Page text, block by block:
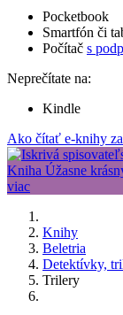
Pocketbook
Smartfón či
Počítač s
Neprečítate na:
Kindle
Ako čítať e-knihy
Knihy
Beletria
Detektívky,
Trilery